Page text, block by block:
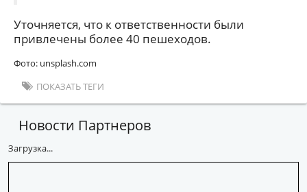
Уточняется, что к ответственности были
привлечены более 40 пешеходов.
Фото: unsplash.com
ПОКАЗАТЬ ТЕГИ
Новости Партнеров
Загрузка...